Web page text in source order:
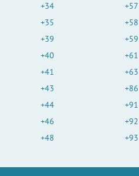
+34
+35
+39
+40
+41
+43
+44
+46
+48
+57
+58
+59
+61
+63
+86
+91
+92
+93